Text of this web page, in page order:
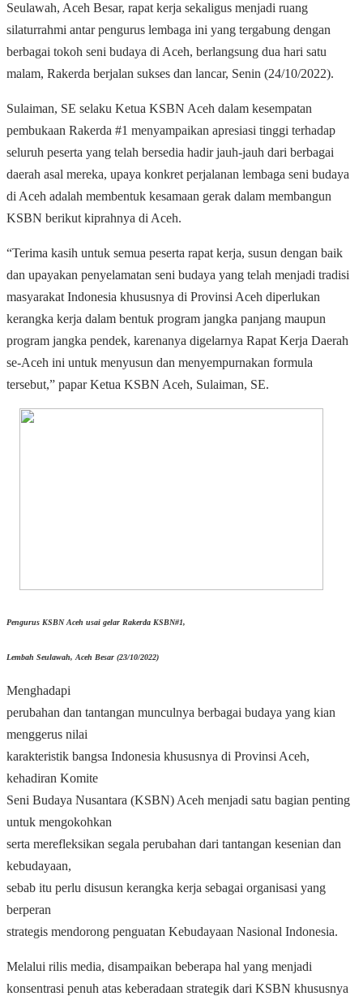
Seulawah, Aceh Besar, rapat kerja sekaligus menjadi ruang
silaturrahmi antar pengurus lembaga ini yang tergabung dengan
berbagai tokoh seni budaya di Aceh, berlangsung dua hari satu
malam, Rakerda berjalan sukses dan lancar, Senin (24/10/2022).
Sulaiman, SE selaku Ketua KSBN Aceh dalam kesempatan
pembukaan Rakerda #1 menyampaikan apresiasi tinggi terhadap
seluruh peserta yang telah bersedia hadir jauh-jauh dari berbagai
daerah asal mereka, upaya konkret perjalanan lembaga seni budaya
di Aceh adalah membentuk kesamaan gerak dalam membangun
KSBN berikut kiprahnya di Aceh.
“Terima kasih untuk semua peserta rapat kerja, susun dengan baik
dan upayakan penyelamatan seni budaya yang telah menjadi tradisi
masyarakat Indonesia khususnya di Provinsi Aceh diperlukan
kerangka kerja dalam bentuk program jangka panjang maupun
program jangka pendek, karenanya digelarnya Rapat Kerja Daerah
se-Aceh ini untuk menyusun dan menyempurnakan formula
tersebut,” papar Ketua KSBN Aceh, Sulaiman, SE.
Pengurus KSBN Aceh usai gelar Rakerda KSBN#1,
Lembah Seulawah, Aceh Besar (23/10/2022)
Menghadapi
perubahan dan tantangan munculnya berbagai budaya yang kian
menggerus nilai
karakteristik bangsa Indonesia khususnya di Provinsi Aceh,
kehadiran Komite
Seni Budaya Nusantara (KSBN) Aceh menjadi satu bagian penting
untuk mengokohkan
serta merefleksikan segala perubahan dari tantangan kesenian dan
kebudayaan,
sebab itu perlu disusun kerangka kerja sebagai organisasi yang
berperan
strategis mendorong penguatan Kebudayaan Nasional Indonesia.
Melalui rilis media, disampaikan beberapa hal yang menjadi
konsentrasi penuh atas keberadaan strategik dari KSBN khususnya